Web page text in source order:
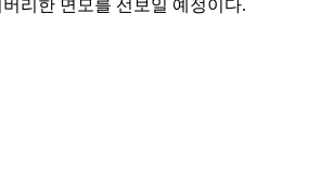
리한 면모를 선보일 예정이다.